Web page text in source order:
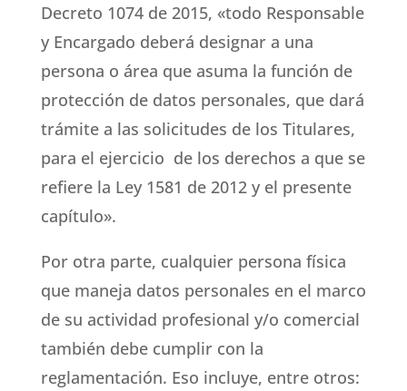
Decreto 1074 de 2015, «todo Responsable
y Encargado deberá designar a una
persona o área que asuma la función de
protección de datos personales, que dará
trámite a las solicitudes de los Titulares,
para el ejercicio de los derechos a que se
refiere la Ley 1581 de 2012 y el presente
capítulo».
Por otra parte, cualquier persona física
que maneja datos personales en el marco
de su actividad profesional y/o comercial
también debe cumplir con la
reglamentación. Eso incluye, entre otros: